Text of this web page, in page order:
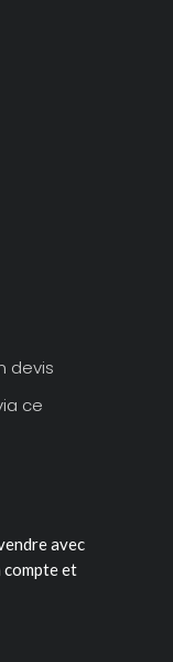
devis
ce
avec
compte et